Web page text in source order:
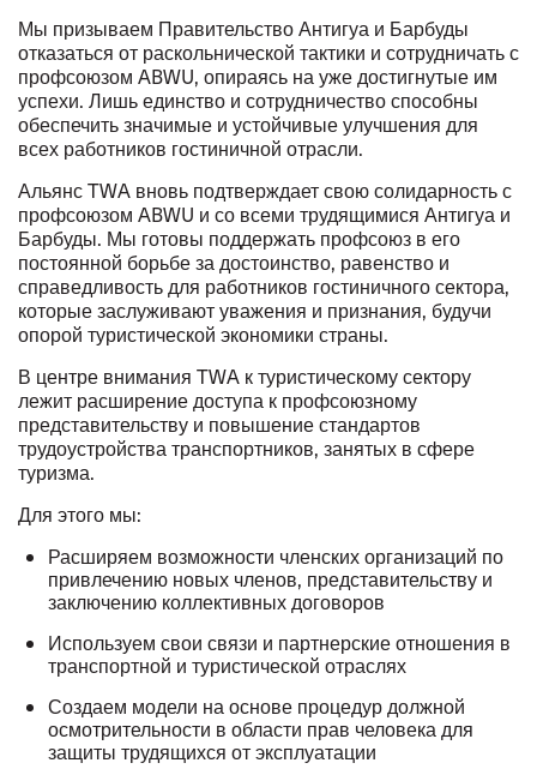
Мы призываем Правительство Антигуа и Барбуды
отказаться от раскольнической тактики и сотрудничать с
профсоюзом ABWU, опираясь на уже достигнутые им
успехи. Лишь единство и сотрудничество способны
обеспечить значимые и устойчивые улучшения для
всех работников гостиничной отрасли.
Альянс TWA вновь подтверждает свою солидарность с
профсоюзом ABWU и со всеми трудящимися Антигуа и
Барбуды. Мы готовы поддержать профсоюз в его
постоянной борьбе за достоинство, равенство и
справедливость для работников гостиничного сектора,
которые заслуживают уважения и признания, будучи
опорой туристической экономики страны.
В центре внимания TWA к туристическому сектору
лежит расширение доступа к профсоюзному
представительству и повышение стандартов
трудоустройства транспортников, занятых в сфере
туризма.
Для этого мы:
Расширяем возможности членских организаций по
привлечению новых членов, представительству и
заключению коллективных договоров
Используем свои связи и партнерские отношения в
транспортной и туристической отраслях
Создаем модели на основе процедур должной
осмотрительности в области прав человека для
защиты трудящихся от эксплуатации